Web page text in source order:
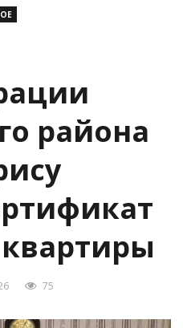
района
75